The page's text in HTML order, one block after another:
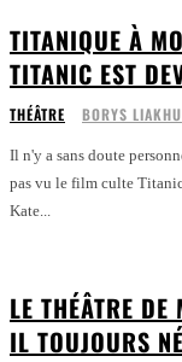
TITANIQUE À
TITANIC EST
THÉÂTRE BORYS LIAKHU
Il n'y a sans doute
pas vu le film culte
Kate...
LE THÉÂTRE
IL TOUJOURS